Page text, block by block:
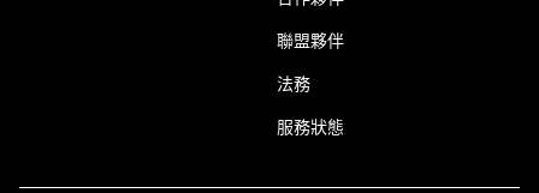
聯盟夥伴
法務
服務狀態